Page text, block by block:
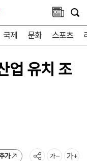
국제 문화 스포츠
업 유치 조
가